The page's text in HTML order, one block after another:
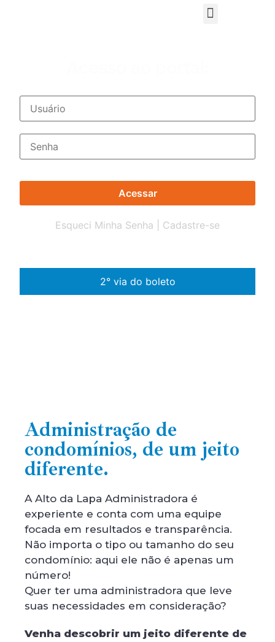
Esqueci Minha Senha | Cadastre-se
2° via do boleto
Administração de
condomínios, de um jeito
diferente.
A Alto da Lapa Administradora é
experiente e conta com uma equipe
focada em resultados e transparência.
Não importa o tipo ou tamanho do seu
condomínio: aqui ele não é apenas um
número!
Quer ter uma administradora que leve
suas necessidades em consideração?
Venha descobrir um jeito diferente de